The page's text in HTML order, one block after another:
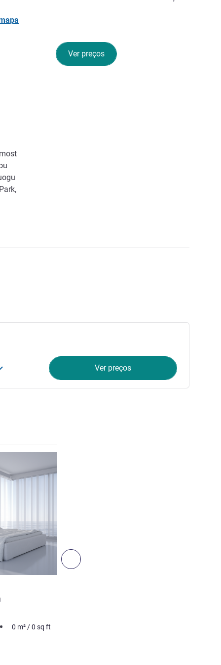
Ver preços
Ver preços
Seguinte - Quarto
0 m² /0 sq ft